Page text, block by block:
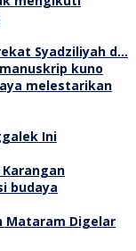
Syadziliyah d…
Ini
Mataram Digelar